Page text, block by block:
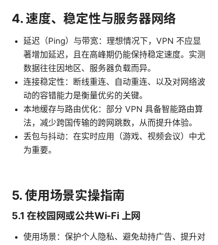
4. 速度、稳定性与服务器网络
延迟（Ping）与带宽：理想情况下，VPN 不应显
著增加延迟，且在高峰期仍能保持稳定速度。实测
数据往往因地区、服务器负载而异。
连接稳定性：断线重连、自动重连、以及对网络波
动的容错能力是衡量优劣的关键。
本地缓存与路由优化：部分 VPN 具备智能路由算
法，减少跨国传输的跨网跳数，从而提升体验。
丢包与抖动：在实时应用（游戏、视频会议）中尤
为重要。
5. 使用场景实操指南
5.1 在校园网或公共Wi-Fi 上网
使用场景：保护个人隐私、避免劫持广告、提升对